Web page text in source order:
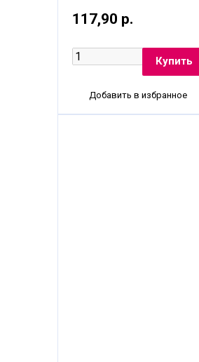
117,90 р.
Добавить в избранное